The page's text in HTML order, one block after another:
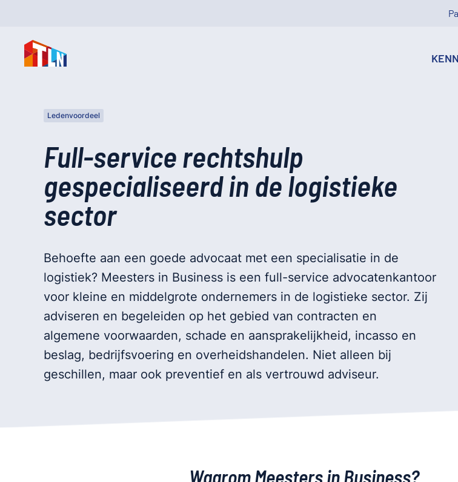
Ledenvoordeel
Full-service rechtshulp
gespecialiseerd in de logistieke
sector
Behoefte aan een goede advocaat met een specialisatie in de
logistiek? Meesters in Business is een full-service advocatenkantoor
voor kleine en middelgrote ondernemers in de logistieke sector. Zij
adviseren en begeleiden op het gebied van contracten en
algemene voorwaarden, schade en aansprakelijkheid, incasso en
beslag, bedrijfsvoering en overheidshandelen. Niet alleen bij
geschillen, maar ook preventief en als vertrouwd adviseur.
Waarom Meesters in Business?